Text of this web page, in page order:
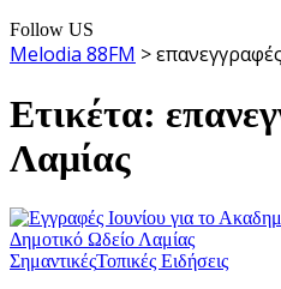
Follow US
Melodia 88FM >
Ετικέτα:
Λαμίας
ΣημαντικέςΤοπικές Ειδήσεις